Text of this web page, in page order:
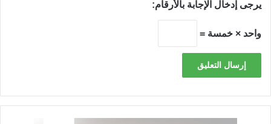
يرجى إدخال الإجابة بالأرقام:
واحد × خمسة =